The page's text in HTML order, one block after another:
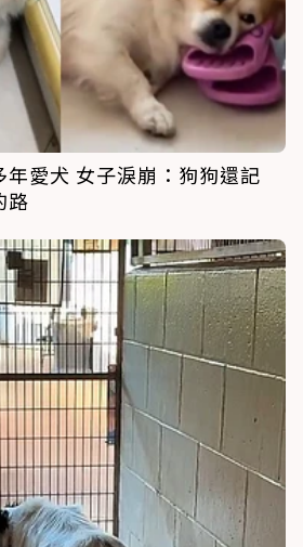
愛犬 女子淚崩：狗狗還記
路